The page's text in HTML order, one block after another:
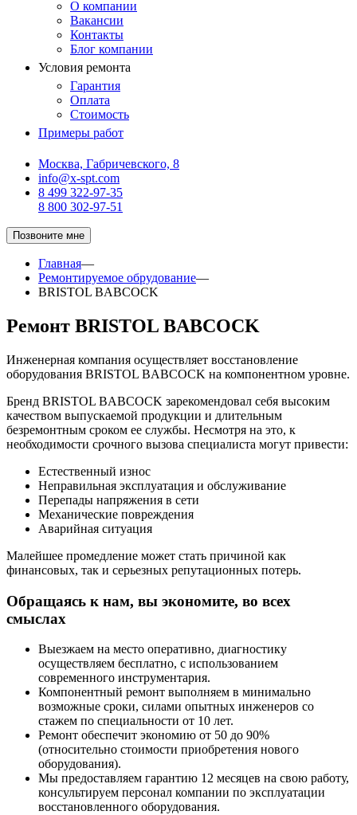
О компании
Вакансии
Контакты
Блог компании
Условия ремонта
Гарантия
Оплата
Стоимость
Примеры работ
Москва, Габричевского, 8
info@x-spt.com
8 499 322-97-35
8 800 302-97-51
Позвоните мне
Главная—
Ремонтируемое обрудование—
BRISTOL BABCOCK
Ремонт BRISTOL BABCOCK
Инженерная компания осуществляет восстановление
оборудования BRISTOL BABCOCK на компонентном уровне.
Бренд BRISTOL BABCOCK зарекомендовал себя высоким
качеством выпускаемой продукции и длительным
безремонтным сроком ее службы. Несмотря на это, к
необходимости срочного вызова специалиста могут привести:
Естественный износ
Неправильная эксплуатация и обслуживание
Перепады напряжения в сети
Механические повреждения
Аварийная ситуация
Малейшее промедление может стать причиной как
финансовых, так и серьезных репутационных потерь.
Обращаясь к нам, вы экономите, во всех
смыслах
Выезжаем на место оперативно, диагностику
осуществляем бесплатно, с использованием
современного инструментария.
Компонентный ремонт выполняем в минимально
возможные сроки, силами опытных инженеров со
стажем по специальности от 10 лет.
Ремонт обеспечит экономию от 50 до 90%
(относительно стоимости приобретения нового
оборудования).
Мы предоставляем гарантию 12 месяцев на свою работу,
консультируем персонал компании по эксплуатации
восстановленного оборудования.